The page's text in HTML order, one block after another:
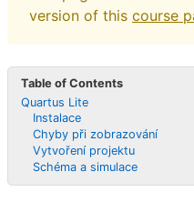
version of this course
Table of Contents
Quartus Lite
Instalace
Chyby při zobrazování
Vytvoření projektu
Schéma a simulace